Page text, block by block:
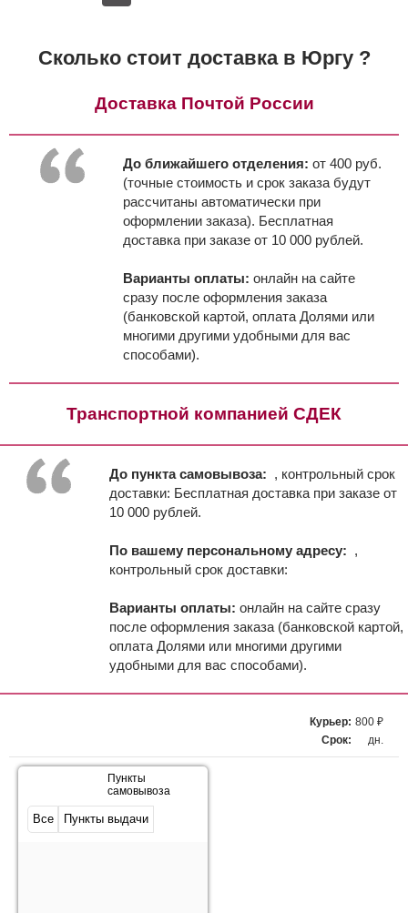
Сколько стоит доставка в Юргу ?
Доставка Почтой России
До ближайшего отделения: от 400 руб.
(точные стоимость и срок заказа будут
рассчитаны автоматически при
оформлении заказа). Бесплатная
доставка при заказе от 10 000 рублей.
Варианты оплаты: онлайн на сайте
сразу после оформления заказа
(банковской картой, оплата Долями или
многими другими удобными для вас
способами).
Транспортной компанией СДЕК
До пункта самовывоза: , контрольный срок
доставки: Бесплатная доставка при заказе от
10 000 рублей.
По вашему персональному адресу: ,
контрольный срок доставки:
Варианты оплаты: онлайн на сайте сразу
после оформления заказа (банковской картой,
оплата Долями или многими другими
удобными для вас способами).
Курьер:
Срок:
800 ₽
дн.
Пункты
самовывоза
Все Пункты выдачи